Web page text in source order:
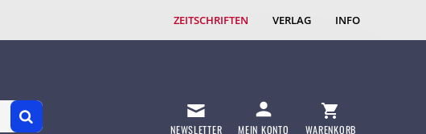
ZEITSCHRIFTEN VERLAG INFO
NEWSLETTER MEIN KONTO WARENKORB